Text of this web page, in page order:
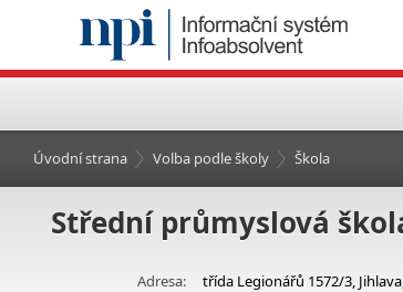
Úvodní strana Volba podle školy Škola
Střední průmyslová
Adresa:
třída Legionářů 1572/3,